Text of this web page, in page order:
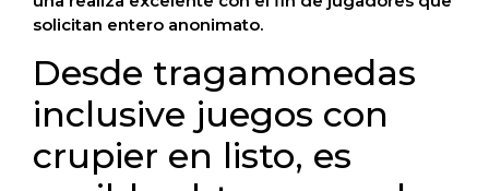
solicitan entero anonimato.
Desde tragamonedas
inclusive juegos con
crupier en listo, es